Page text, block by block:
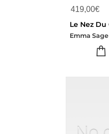
419,00€
Emma Sage